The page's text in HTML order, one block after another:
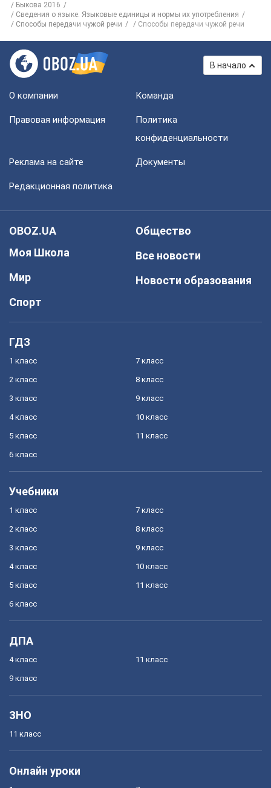
Быкова 2016
Сведения о языке. Языковые единицы и нормы их употребления
Способы передачи чужой речи
Способы передачи чужой речи
В начало
О компании Команда
Правовая информация
Политика
конфиденциальности
Реклама на сайте Документы
Редакционная политика
OBOZ.UA
Моя Школа
Мир
Спорт
Общество
Все новости
Новости образования
ГДЗ
1 класс
2 класс
3 класс
4 класс
5 класс
6 класс
7 класс
8 класс
9 класс
10 класс
11 класс
Учебники
1 класс
2 класс
3 класс
4 класс
5 класс
6 класс
7 класс
8 класс
9 класс
10 класс
11 класс
ДПА
4 класс
9 класс
11 класс
ЗНО
11 класс
Онлайн уроки